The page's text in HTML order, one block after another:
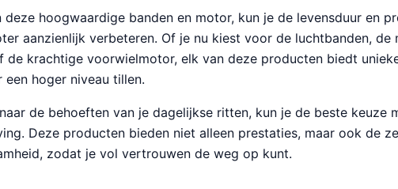
hoogwaardige banden en motor, kun je de levensduur en
aanzienlijk verbeteren. Of je nu kiest voor de luchtbanden, de
de krachtige voorwielmotor, elk van deze producten biedt
hoger niveau tillen.
de behoeften van je dagelijkse ritten, kun je de beste keuze
Deze producten bieden niet alleen prestaties, maar ook de
zodat je vol vertrouwen de weg op kunt.